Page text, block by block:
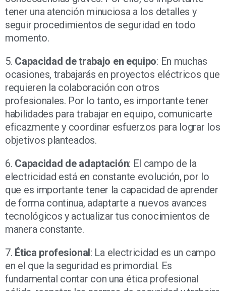
tener una atención minuciosa a los detalles y
seguir procedimientos de seguridad en todo
momento.
5. Capacidad de trabajo en equipo: En muchas
ocasiones, trabajarás en proyectos eléctricos que
requieren la colaboración con otros
profesionales. Por lo tanto, es importante tener
habilidades para trabajar en equipo, comunicarte
eficazmente y coordinar esfuerzos para lograr los
objetivos planteados.
6. Capacidad de adaptación: El campo de la
electricidad está en constante evolución, por lo
que es importante tener la capacidad de aprender
de forma continua, adaptarte a nuevos avances
tecnológicos y actualizar tus conocimientos de
manera constante.
7. Ética profesional: La electricidad es un campo
en el que la seguridad es primordial. Es
fundamental contar con una ética profesional